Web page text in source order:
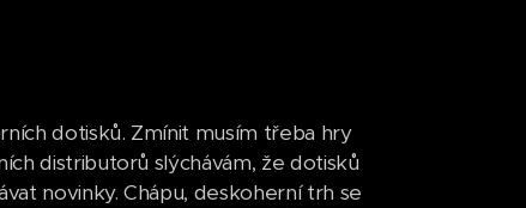
dotisků. Zmínit musím třeba hry
distributorů slýchávám, že dotisků
novinky. Chápu, deskoherní trh se